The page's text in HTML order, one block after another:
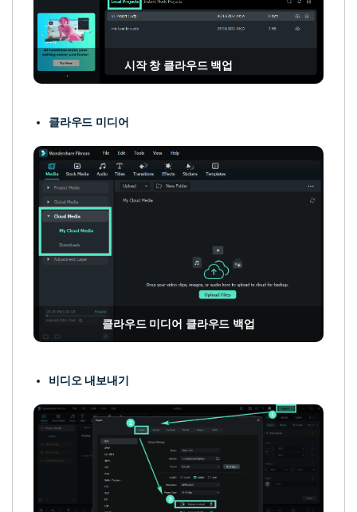
시작 창 클라우드 백업
클라우드 미디어
클라우드 미디어 클라우드 백업
비디오 내보내기